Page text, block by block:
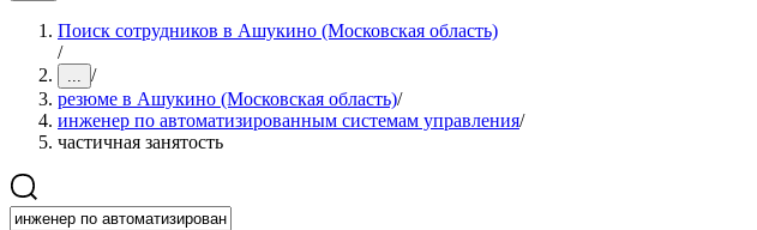
Поиск сотрудников в Ашукино (Московская область)
/
... /
резюме в Ашукино (Московская область)/
инженер по автоматизированным системам управления/
частичная занятость